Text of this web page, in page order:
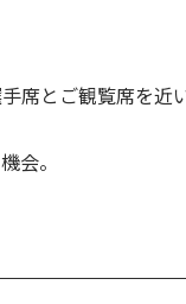
席とご観覧席を
会。